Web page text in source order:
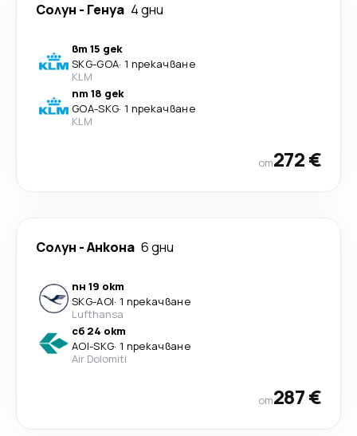
Солун - Генуа 4 дни
вт 15 дек
SKG-GOA· 1 прекачване
KLM
пт 18 дек
GOA-SKG· 1 прекачване
KLM
от272 €
Солун -Анкона 6 дни
пн 19 окт
SKG-AOI· 1 прекачване
Lufthansa
сб 24 окт
AOI-SKG· 1 прекачване
Air Dolomiti
от287 €